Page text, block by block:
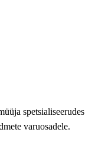
spetsialiseerudes
varuosadele.